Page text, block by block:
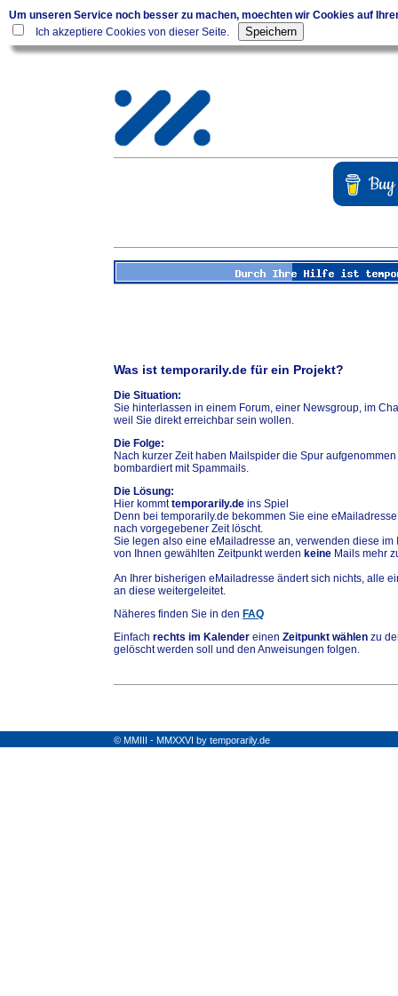
Um unseren Service noch besser zu machen, moechten wir Cookies auf
Ich akzeptiere Cookies von dieser Seite.
Was ist temporarily.de für ein Projekt?
Die Situation:
Sie hinterlassen in einem Forum, einer Newsgroup, im
weil Sie direkt erreichbar sein wollen.
Die Folge:
Nach kurzer Zeit haben Mailspider die Spur
bombardiert mit Spammails.
Die Lösung:
Hier kommttemporarily.de ins Spiel
Denn bei temporarily.de bekommen Sie eine
nach vorgegebener Zeit löscht.
Sie legen also eine eMailadresse an, verwenden diese im
von Ihnen gewählten Zeitpunkt werden keine Mails mehr
An Ihrer bisherigen eMailadresse ändert sich nichts, alle
an diese weitergeleitet.
Näheres finden Sie in den FAQ
Einfach rechts im Kalender einen Zeitpunkt wählen zu
gelöscht werden soll und den Anweisungen folgen.
© MMIII - MMXXVI by temporarily.de